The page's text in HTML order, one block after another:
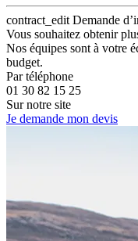
contract_edit Demande
Vous souhaitez obtenir
Nos équipes sont à votre
budget.
Par téléphone
01 30 82 15 25
Sur notre site
Je demande mon devis